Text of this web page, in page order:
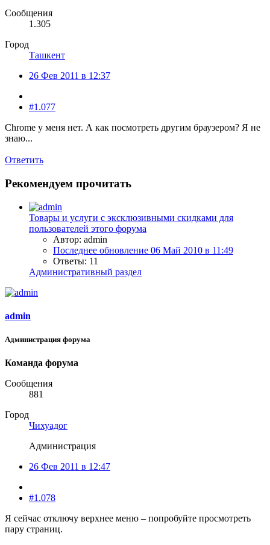
Сообщения
1.305
Город
Ташкент
26 Фев 2011 в 12:37
#1.077
Chrome у меня нет. А как посмотреть другим браузером? Я не
знаю...
Ответить
Рекомендуем прочитать
Товары и услуги с эксклюзивными скидками для
пользователей этого форума
Автор: admin
Последнее обновление 06 Май 2010 в 11:49
Ответы: 11
Административный раздел
admin
Администрация форума
Команда форума
Сообщения
881
Город
Чихуадог
Администрация
26 Фев 2011 в 12:47
#1.078
Я сейчас отключу верхнее меню – попробуйте просмотреть
пару страниц.